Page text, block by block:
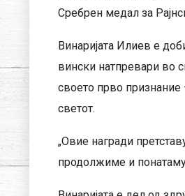
Сребрен медал за
Винаријата Илиев е
вински натпревари во
своето прво признание
светот.
„Овие награди
продолжиме и